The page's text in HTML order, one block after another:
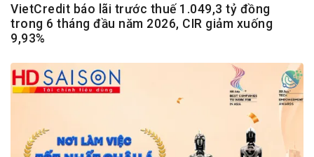
VietCredit báo lãi trước thuế 1.049,3 tỷ đồng
trong 6 tháng đầu năm 2026, CIR giảm xuống
9,93%